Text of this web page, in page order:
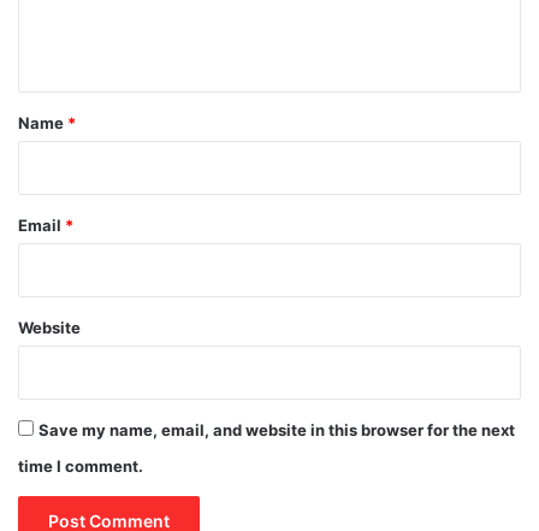
*
Name *
Email *
Website
Save my name, email, and website in this browser for the next
time I comment.